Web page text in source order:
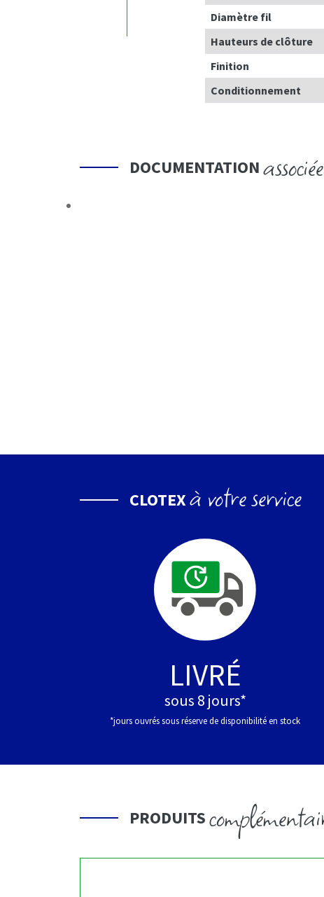
Diamètre fil
Hauteurs de clôture
Finition
Conditionnement
DOCUMENTATIONassociée
CLOTEXà votre service
LIVRÉ
sous 8 jours*
*jours ouvrés sous réserve de disponibilité en stock
PRODUITS